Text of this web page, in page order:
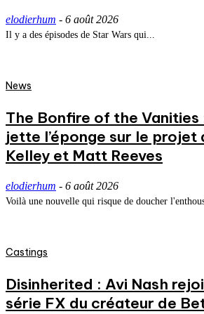
elodierhum - 6 août 2026
Il y a des épisodes de Star Wars qui...
News
The Bonfire of the Vanities
jette l’éponge sur le projet
Kelley et Matt Reeves
elodierhum - 6 août 2026
Voilà une nouvelle qui risque de doucher
Castings
Disinherited : Avi Nash
série FX du créateur de